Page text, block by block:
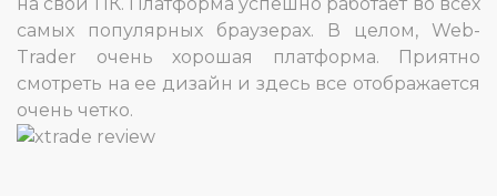
самых популярных браузерах. В целом, Web-
Trader очень хорошая платформа. Приятно
смотреть на ее дизайн и здесь все отображается
очень четко.